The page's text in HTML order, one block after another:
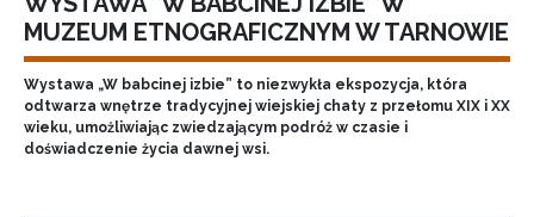
MUZEUM ETNOGRAFICZNYM W TARNOWIE
Wystawa „W babcinej izbie” to niezwykła ekspozycja, która
odtwarza wnętrze tradycyjnej wiejskiej chaty z przełomu XIX i XX
wieku, umożliwiając zwiedzającym podróż w czasie i
doświadczenie życia dawnej wsi.